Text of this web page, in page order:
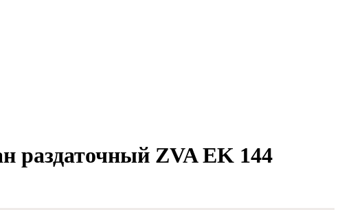
раздаточный ZVA EK 144